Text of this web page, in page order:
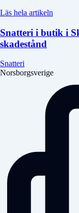
Läs hela artikeln
Snatteri i butik i
skadestånd
Snatteri
Norsborgsverige